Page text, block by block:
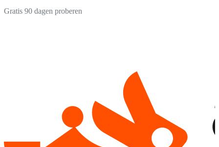
Gratis 90 dagen proberen